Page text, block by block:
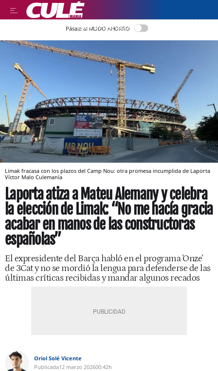
LEER EN CASTELLANO
Pásate al MODO AHORRO
Limak fracasa con los plazos del Camp Nou: otra promesa incumplida de Laporta
Víctor Malo Culemanía
Laporta atiza a Mateu Alemany y celebra
la elección de Limak: “No me hacía gracia
acabar en manos de las constructoras
españolas”
El expresidente del Barça habló en el programa 'Onze'
de 3Cat y no se mordió la lengua para defenderse de las
últimas críticas recibidas y mandar algunos recados
Oriol Solé Vicente
Publicada12 marzo 202600:42h